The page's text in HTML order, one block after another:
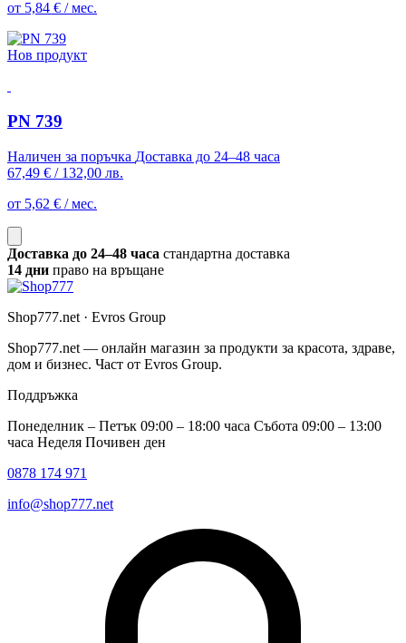
от 5,84 € / мес.
Нов продукт
PN 739
Наличен за поръчка Доставка до 24–48 часа
67,49 € / 132,00 лв.
от 5,62 € / мес.
Доставка до 24–48 часа стандартна доставка
14 дни право на връщане
Shop777.net · Evros Group
Shop777.net — онлайн магазин за продукти за красота, здраве,
дом и бизнес. Част от Evros Group.
Поддръжка
Понеделник – Петък 09:00 – 18:00 часа Събота 09:00 – 13:00
часа Неделя Почивен ден
0878 174 971
info@shop777.net